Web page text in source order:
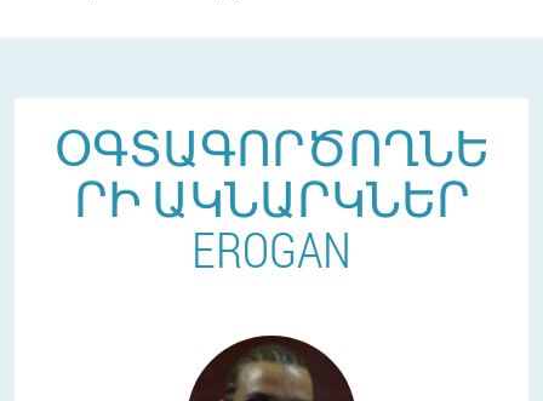
ՕԳՏԱԳՈՐԾՈՂՆԵ
ՐԻ ԱԿՆԱՐԿՆԵՐ
EROGAN